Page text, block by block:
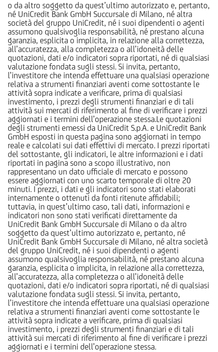
o da altro soggetto da quest’ultimo autorizzato e, pertanto,
né UniCredit Bank GmbH Succursale di Milano, né altra
società del gruppo UniCredit, né i suoi dipendenti o agenti
assumono qualsivoglia responsabilità, né prestano alcuna
garanzia, esplicita o implicita, in relazione alla correttezza,
all’accuratezza, alla completezza o all’idoneità delle
quotazioni, dati e/o indicatori sopra riportati, né di qualsiasi
valutazione fondata sugli stessi. Si invita, pertanto,
l’investitore che intenda effettuare una qualsiasi operazione
relativa a strumenti finanziari aventi come sottostante le
attività sopra indicate a verificare, prima di qualsiasi
investimento, i prezzi degli strumenti finanziari e di tali
attività sui mercati di riferimento al fine di verificare i prezzi
aggiornati e i termini dell’operazione stessa.Le quotazioni
degli strumenti emessi da UniCredit S.p.A. e UniCredit Bank
GmbH esposti in questa pagina sono aggiornati in tempo
reale e calcolati sui dati effettivi di mercato. I prezzi riportati
del sottostante, gli indicatori, le altre informazioni e i dati
riportati in pagina sono a scopo illustrativo, non
rappresentano un dato ufficiale di mercato e possono
essere aggiornati con uno scarto temporale di oltre 20
minuti. I prezzi, i dati e gli indicatori sono stati elaborati
internamente o ottenuti da fonti ritenute affidabili;
tuttavia, in quest’ultimo caso, tali dati, informazioni e
indicatori non sono stati verificati direttamente da
UniCredit Bank GmbH Succursale di Milano o da altro
soggetto da quest’ultimo autorizzato e, pertanto, né
UniCredit Bank GmbH Succursale di Milano, né altra società
del gruppo UniCredit, né i suoi dipendenti o agenti
assumono qualsivoglia responsabilità, né prestano alcuna
garanzia, esplicita o implicita, in relazione alla correttezza,
all’accuratezza, alla completezza o all’idoneità delle
quotazioni, dati e/o indicatori sopra riportati, né di qualsiasi
valutazione fondata sugli stessi. Si invita, pertanto,
l’investitore che intenda effettuare una qualsiasi operazione
relativa a strumenti finanziari aventi come sottostante le
attività sopra indicate a verificare, prima di qualsiasi
investimento, i prezzi degli strumenti finanziari e di tali
attività sui mercati di riferimento al fine di verificare i prezzi
aggiornati e i termini dell’operazione stessa.